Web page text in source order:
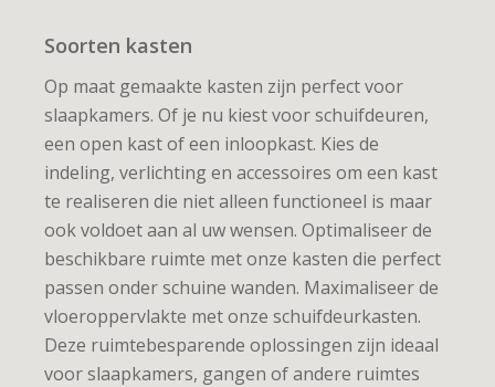
Soorten kasten
Op maat gemaakte kasten zijn perfect voor
slaapkamers. Of je nu kiest voor schuifdeuren,
een open kast of een inloopkast. Kies de
indeling, verlichting en accessoires om een kast
te realiseren die niet alleen functioneel is maar
ook voldoet aan al uw wensen. Optimaliseer de
beschikbare ruimte met onze kasten die perfect
passen onder schuine wanden. Maximaliseer de
vloeroppervlakte met onze schuifdeurkasten.
Deze ruimtebesparende oplossingen zijn ideaal
voor slaapkamers, gangen of andere ruimtes